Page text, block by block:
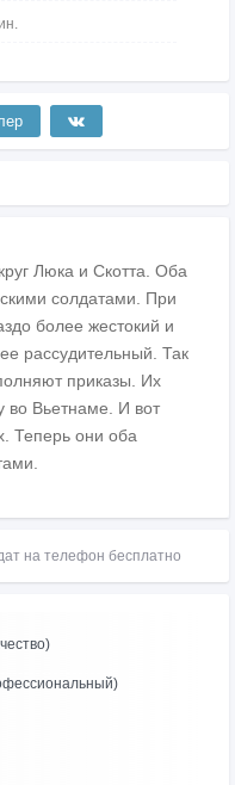
Люка и Скотта. Оба
солдатами. При
более жестокий и
рассудительный. Так
приказы. Их
во Вьетнаме. И вот
Теперь они оба
на телефон бесплатно